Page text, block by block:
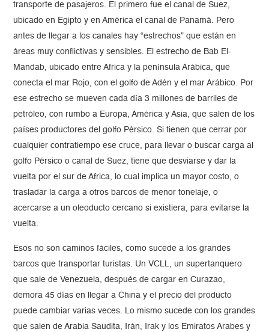
transporte de pasajeros. El primero fue el canal de Suez,
ubicado en Egipto y en América el canal de Panamá. Pero
antes de llegar a los canales hay “estrechos” que están en
áreas muy conflictivas y sensibles. El estrecho de Bab El-
Mandab, ubicado entre Africa y la península Arábica, que
conecta el mar Rojo, con el golfo de Adén y el mar Arábico. Por
ese estrecho se mueven cada día 3 millones de barriles de
petróleo, con rumbo a Europa, América y Asia, que salen de los
países productores del golfo Pérsico. Si tienen que cerrar por
cualquier contratiempo ese cruce, para llevar o buscar carga al
golfo Pérsico o canal de Suez, tiene que desviarse y dar la
vuelta por el sur de Africa, lo cual implica un mayor costo, o
trasladar la carga a otros barcos de menor tonelaje, o
acercarse a un oleoducto cercano si existiera, para evitarse la
vuelta.
Esos no son caminos fáciles, como sucede a los grandes
barcos que transportar turistas. Un VCLL, un supertanquero
que sale de Venezuela, después de cargar en Curazao,
demora 45 días en llegar a China y el precio del producto
puede cambiar varias veces. Lo mismo sucede con los grandes
que salen de Arabia Saudita, Irán, Irak y los Emiratos Arabes y